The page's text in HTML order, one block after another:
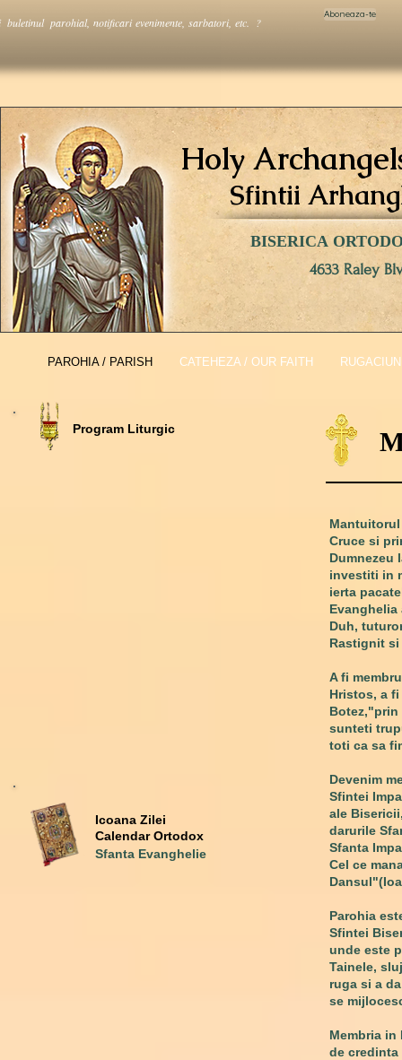
Sfintii
BISERICA
4633 Raley
Holy
PAROHIA / PARISH CATEHEZA / OUR FAITH
Program Liturgic
Icoana Zilei
Calendar Ortodox
Sfanta Evanghelie
Cruce si
Dumnezeu
investiti in
ierta
Duh,
Rastignit
A fi
Hristos, a
sunteti
toti ca sa
Devenim
Sfintei
ale
darurile
Sfanta
Cel ce
Parohia
Sfintei
unde este
Tainele,
ruga si a
se
Membria in
de
parohial, notificari evenimente, sarbatori, etc. ?
Aboneaza-te